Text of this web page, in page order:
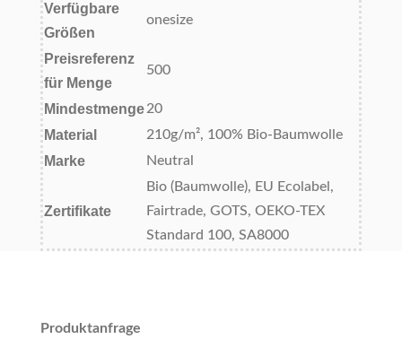
Verfügbare
Größen
onesize
Preisreferenz
für Menge
500
Mindestmenge 20
Material 210g/m², 100% Bio-Baumwolle
Marke Neutral
Zertifikate
Bio (Baumwolle), EU Ecolabel,
Fairtrade, GOTS, OEKO-TEX
Standard 100, SA8000
Produktanfrage